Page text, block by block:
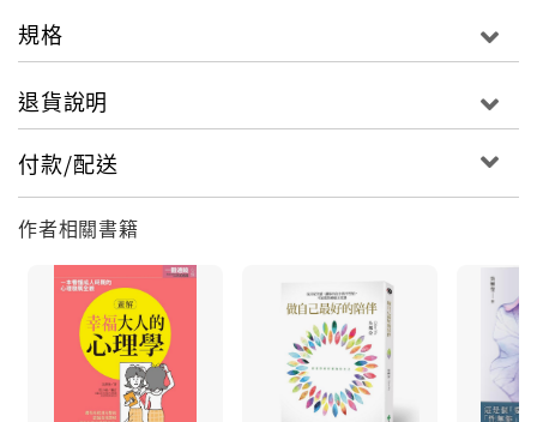
在我們的文化教養中，感受很容易被忽略，也導致我們
缺乏感受。
人之所以需要界限，是要把感覺找回來，並指認出自己
的感覺。
沒有自我界限時，一味付出就成了討好，最終因心力交
係。
學會為自己付出，不再執著於討好他人，讓對方負起該
負的責任。
越認識自己，也會越清楚界限，保護也尊重自己的感
受，便有能力去愛與被愛。
規格
退貨說明
付款/配送
作者相關書籍